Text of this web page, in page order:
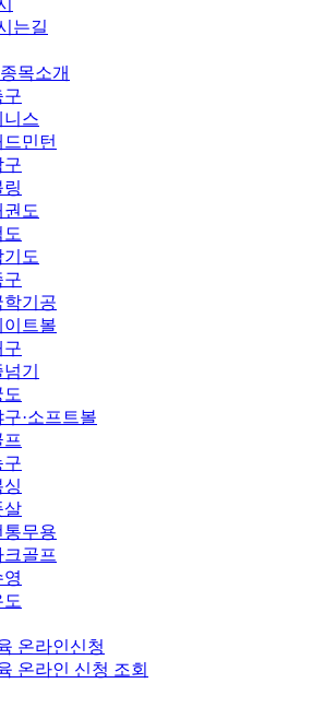
는길
목소개
구
니스
드민턴
구
링
권도
도
기도
구
학기공
이트볼
구
기
도
구·소프트볼
프
구
싱
살
통무용
크골프
영
도
온라인신청
온라인 신청 조회